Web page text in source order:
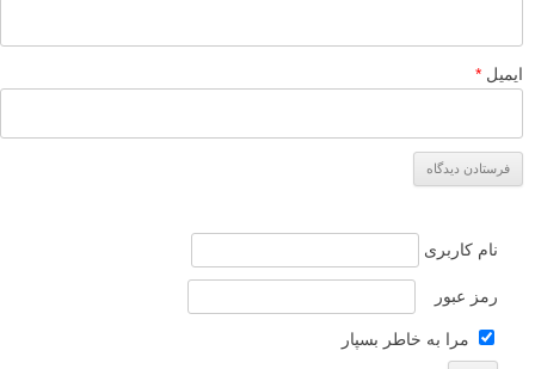
ایمیل *
نام کاربری
رمز عبور
مرا به خاطر بسپار